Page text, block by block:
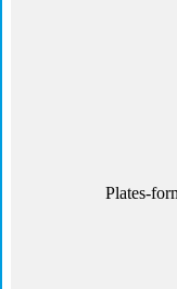
Plates-